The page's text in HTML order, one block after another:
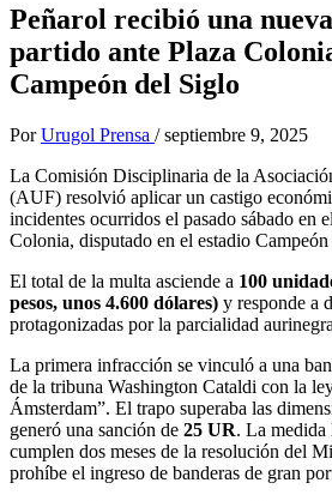
Peñarol recibió una
partido ante Plaza
Campeón del Siglo
Por Urugol Prensa / septiembre 9, 2025
La Comisión Disciplinaria de la
(AUF) resolvió aplicar un castigo
incidentes ocurridos el pasado sábado en
Colonia, disputado en el estadio
El total de la multa asciende a 100
pesos, unos 4.600 dólares) y responde a
protagonizadas por la parcialidad
La primera infracción se vinculó a una
de la tribuna Washington Cataldi con la
Ámsterdam”. El trapo superaba las
generó una sanción de 25 UR. La medida
cumplen dos meses de la resolución del
prohíbe el ingreso de banderas de gran